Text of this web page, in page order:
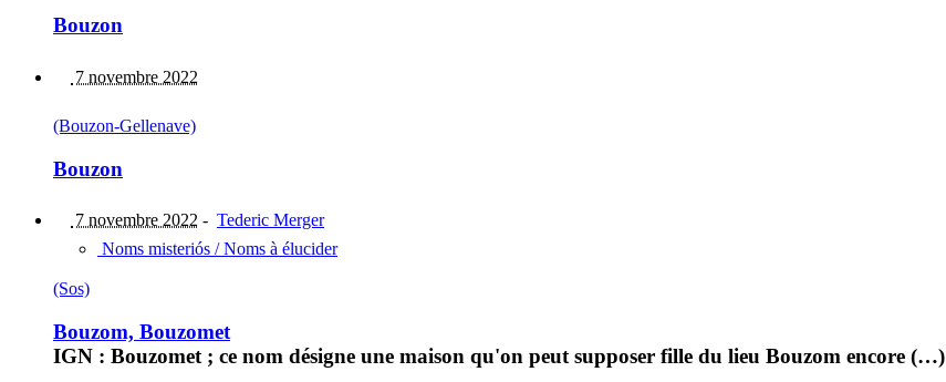
Bouzon
7 novembre 2022
(Bouzon-Gellenave)
Bouzon
7 novembre 2022 - Tederic Merger
Noms misteriós / Noms à élucider
(Sos)
Bouzom, Bouzomet
IGN : Bouzomet ; ce nom désigne une maison qu'on peut supposer fille du lieu Bouzom encore (…)